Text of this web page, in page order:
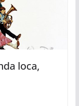
loca,